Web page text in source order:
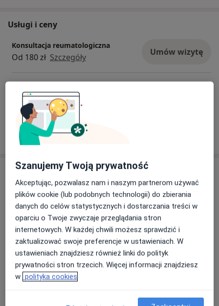
Usługi i ceny
Konsultacja reumatologiczna
Od 180 zł Szczegóły Umów wizytę
Szczegóły
W jaki sposób ustalane są ceny?
Adresy (4)
Adres 1 Adres 2 Adres 3 Adres 4
NuvaMed - Centrum Medyczne
Generała Władysława Sikorskiego 26, Stare Miasto
53-659 Wrocław
Szanujemy Twoją prywatność
Akceptując, pozwalasz nam i naszym partnerom używać
plików cookie (lub podobnych technologii) do zbierania
danych do celów statystycznych i dostarczania treści w
oparciu o Twoje zwyczaje przeglądania stron
internetowych. W każdej chwili możesz sprawdzić i
zaktualizować swoje preferencje w ustawieniach. W
ustawieniach znajdziesz również linki do polityk
prywatności stron trzecich. Więcej informacji znajdziesz
w polityka cookies